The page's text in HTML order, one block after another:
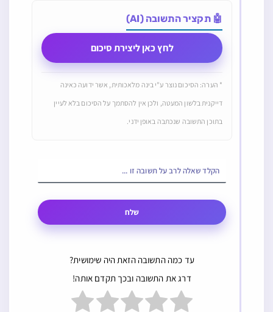
🤖 תקציר התשובה (AI)
לחץ כאן ליצירת סיכום
* הערה: הסיכום נוצר ע"י בינה מלאכותית, אשר ידועה כאינה
דייקנית בלשון המעטה, ולכן אין להסתמך על הסיכום בלא לעיין
בתוכן התשובה שנכתבה באופן ידני.
שלח
עד כמה התשובה הזאת היה שימושית?
דרג את התשובה ובכך תקדם אותה!